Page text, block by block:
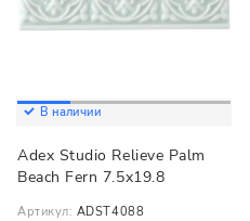
В наличии
Adex Studio Relieve Palm
Beach Fern 7.5x19.8
Артикул: ADST4088